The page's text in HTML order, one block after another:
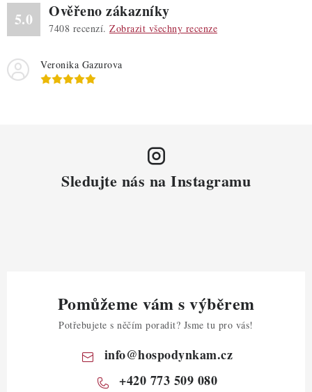
5.0 Ověřeno zákazníky
7408 recenzí. Zobrazit všechny recenze
Veronika Gazurova
Sledujte nás na Instagramu
Pomůžeme vám s výběrem
Potřebujete s něčím poradit? Jsme tu pro vás!
info@hospodynkam.cz
+420 773 509 080